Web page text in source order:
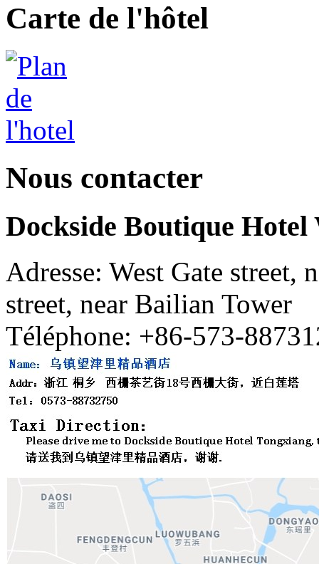
Carte de l'hôtel
Nous contacter
Dockside Boutique
Adresse: West Gate street,
street, near Bailian Tower
Téléphone: +86-573-